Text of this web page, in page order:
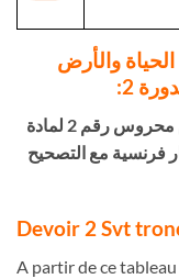
علوم الحياة والأرض
2:
تحميل فرض محروس رقم 2 لمادة
فرنسية مع التصحيح
A partir de ce